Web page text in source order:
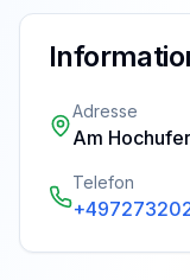
Adresse
Am
Telefon